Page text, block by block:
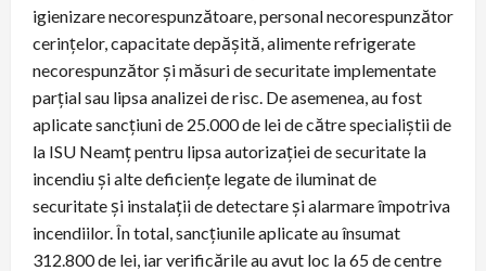
igienizare necorespunzătoare, personal necorespunzător
cerințelor, capacitate depășită, alimente refrigerate
necorespunzător și măsuri de securitate implementate
parțial sau lipsa analizei de risc. De asemenea, au fost
aplicate sancțiuni de 25.000 de lei de către specialiștii de
la ISU Neamț pentru lipsa autorizației de securitate la
incendiu și alte deficiențe legate de iluminat de
securitate și instalații de detectare și alarmare împotriva
incendiilor. În total, sancțiunile aplicate au însumat
312.800 de lei, iar verificările au avut loc la 65 de centre